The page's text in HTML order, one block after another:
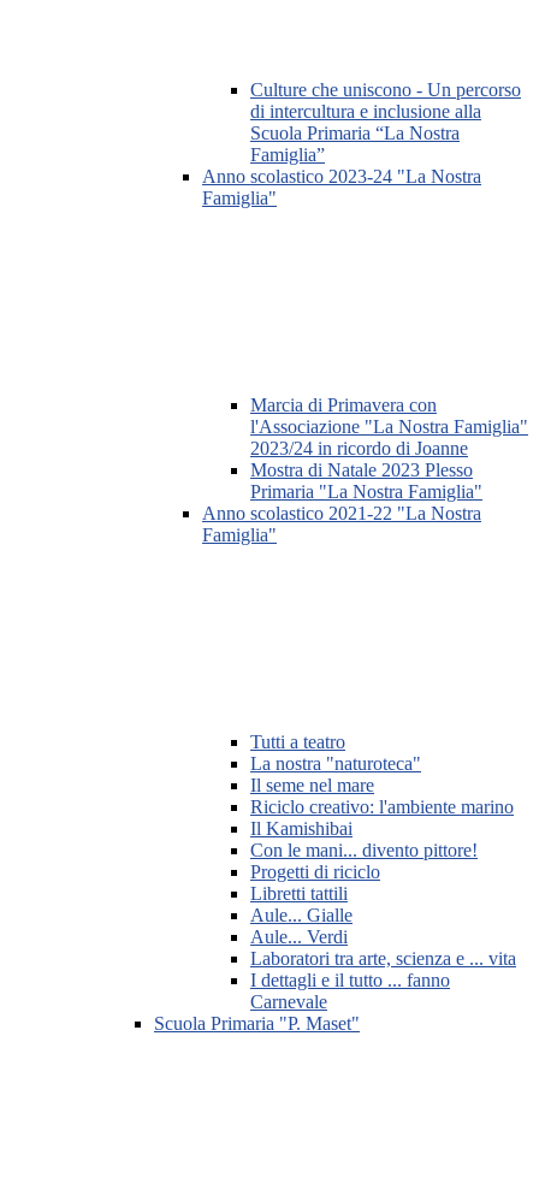
Culture che uniscono - Un percorso
di intercultura e inclusione alla
Scuola Primaria “La Nostra
Famiglia”
Anno scolastico 2023-24 "La Nostra
Famiglia"
Marcia di Primavera con
l'Associazione "La Nostra Famiglia"
2023/24 in ricordo di Joanne
Mostra di Natale 2023 Plesso
Primaria "La Nostra Famiglia"
Anno scolastico 2021-22 "La Nostra
Famiglia"
Tutti a teatro
La nostra "naturoteca"
Il seme nel mare
Riciclo creativo: l'ambiente marino
Il Kamishibai
Con le mani... divento pittore!
Progetti di riciclo
Libretti tattili
Aule... Gialle
Aule... Verdi
Laboratori tra arte, scienza e ... vita
I dettagli e il tutto ... fanno
Carnevale
Scuola Primaria "P. Maset"